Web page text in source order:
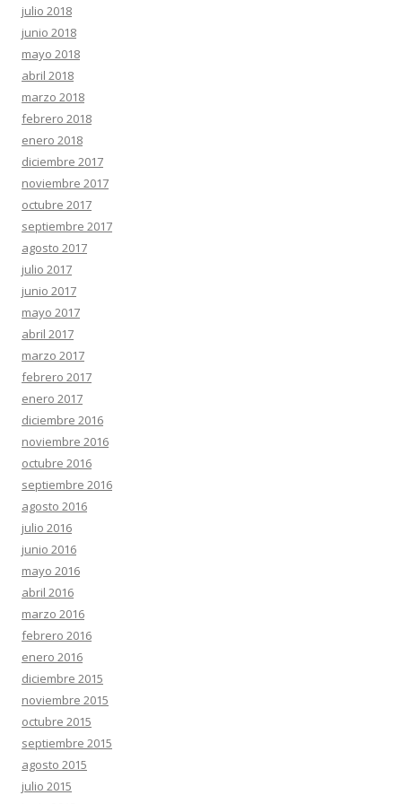
julio 2018
junio 2018
mayo 2018
abril 2018
marzo 2018
febrero 2018
enero 2018
diciembre 2017
noviembre 2017
octubre 2017
septiembre 2017
agosto 2017
julio 2017
junio 2017
mayo 2017
abril 2017
marzo 2017
febrero 2017
enero 2017
diciembre 2016
noviembre 2016
octubre 2016
septiembre 2016
agosto 2016
julio 2016
junio 2016
mayo 2016
abril 2016
marzo 2016
febrero 2016
enero 2016
diciembre 2015
noviembre 2015
octubre 2015
septiembre 2015
agosto 2015
julio 2015